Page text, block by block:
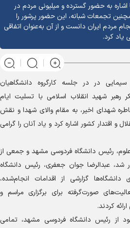
اشاره به حضور گسترده و میلیونی مردم در
تجمعات شبانه، این حضور پرشور را
مردم ایران دانست و از آن به‌عنوان اتفاقی
یاد کرد.
در در جلسه کارگروه دانشگاهیان
رهبر شهید انقلاب اسلامی با تسلیت ایام
شهدای اخیر، به مقام والای شهدا و نقش
و اقتدار کشور اشاره کرد و یاد آنان را گرامی
رئیس دانشگاه فردوسی مشهد و جمعی از
شد، عبدالرضا جوان جعفری، رئیس دانشگاه
گزارشی از اقدامات انجام‌شده،
صورت‌گرفته برای برگزاری مراسم و
کردند.
از رئیس دانشگاه فردوسی مشهد، تمامی